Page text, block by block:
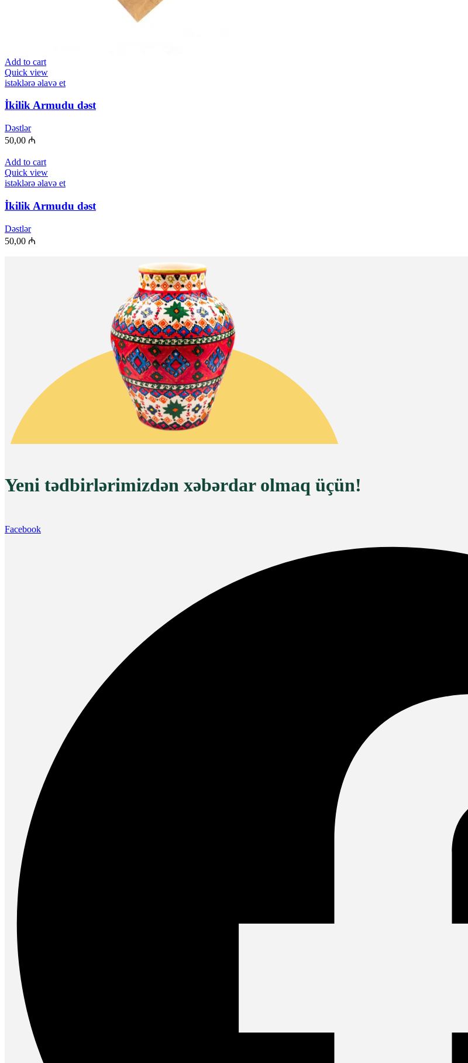
Add to cart
Quick view
istəklərə əlavə et
İkilik Armudu dəst
Dəstlər
50,00 ₼
Add to cart
Quick view
istəklərə əlavə et
İkilik Armudu dəst
Dəstlər
50,00 ₼
Yeni tədbirlərimizdən xəbərdar olmaq üçün!
Facebook